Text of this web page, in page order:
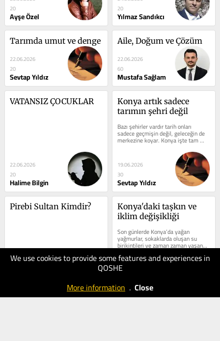
We use cookies to provide some features and experiences in
QOSHE
More information . Close
20
Ayşe Özel
20
Yılmaz Sandıkcı
Tarımda umut ve denge
22.06.2026
20
Sevtap Yıldız
Aile, Doğum ve Çözüm
22.06.2026
60
Mustafa Sağlam
VATANSIZ ÇOCUKLAR
22.06.2026
20
Halime Bilgin
Konya artık sadece
tarımın şehri değil
Bazı şehirler vardır tarih onları
sadece geçmişin değil, geleceğin de
merkezine koyar. Konya işte tam
olarak böyle bir şehir oldu....
19.06.2026
30
Sevtap Yıldız
Pirebi Sultan Kimdir?
Konya'daki taşkın ve
iklim değişikliği
Son günlerde Konya’da yağan
yağmurlar, sokaklarda oluşan su
birikintileri ve zaman zaman yaşanan
taşkın görüntüleri birçok kişiye...
15.06.2026
Sevtap Yıldız